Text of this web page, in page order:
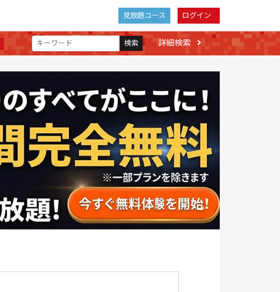
見放題コース ログイン
検索 詳細検索